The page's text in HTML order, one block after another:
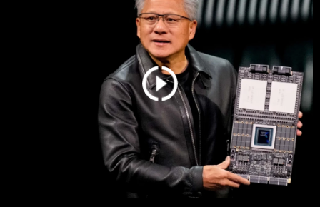
Политика на приватност, а за колачињата и
други слични технологии воПолитиката на
. Колачињата во кој било момент можете
повторно да ги ажурирате со клик на „Прикажи ги
деталите“. Согласноста можете во кој било момент да
ја повлечете без негативни последици.